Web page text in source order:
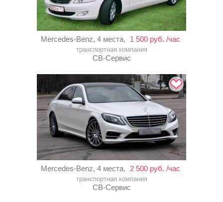
Mercedes-Benz, 4 места, 1 500 руб. /час
транспортная компания
СВ-Сервис
Mercedes-Benz, 4 места, 2 500 руб. /час
транспортная компания
СВ-Сервис